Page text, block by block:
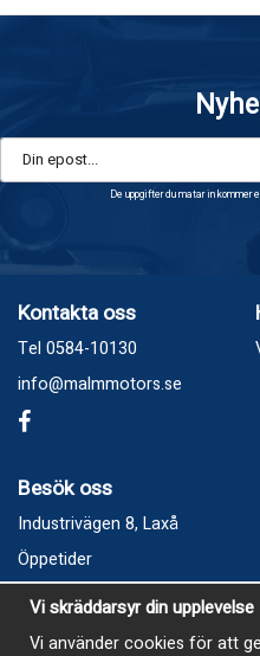
De uppgifter du matar in
Kontakta oss
Tel 0584-10130
info@malmmotors.se
Besök oss
Industrivägen 8, Laxå
Öppetider
Vecka 32
Måndag kl 9-12, kl 13 - 15
Vi skräddarsyr din upplevelse
Vi använder cookies för att